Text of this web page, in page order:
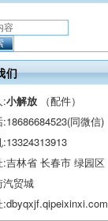
们
:小解放 （配件）
18686684523(同微信)
13324313913
林省 长春市 绿园区
汽贸城
dbyqxjf.qipeixinxi.com